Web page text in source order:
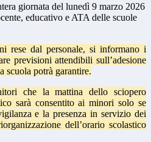
giornata del lunedì 9 marzo 2026
educativo e ATA delle scuole
rese dal personale, si informano i
previsioni attendibili sull’adesione
scuola potrà garantire.
che la mattina dello sciopero
sarà consentito ai minori solo se
e la presenza in servizio dei
dell’orario scolastico